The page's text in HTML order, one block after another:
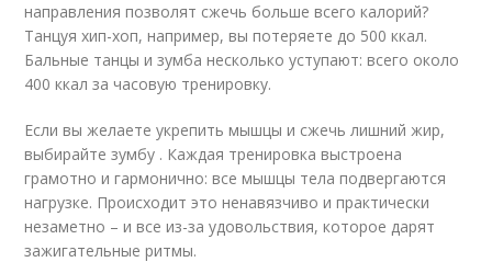
направления позволят сжечь больше всего калорий?
Танцуя хип-хоп, например, вы потеряете до 500 ккал.
Бальные танцы и зумба несколько уступают: всего около
400 ккал за часовую тренировку.
Если вы желаете укрепить мышцы и сжечь лишний жир,
выбирайте зумбу . Каждая тренировка выстроена
грамотно и гармонично: все мышцы тела подвергаются
нагрузке. Происходит это ненавязчиво и практически
незаметно – и все из-за удовольствия, которое дарят
зажигательные ритмы.